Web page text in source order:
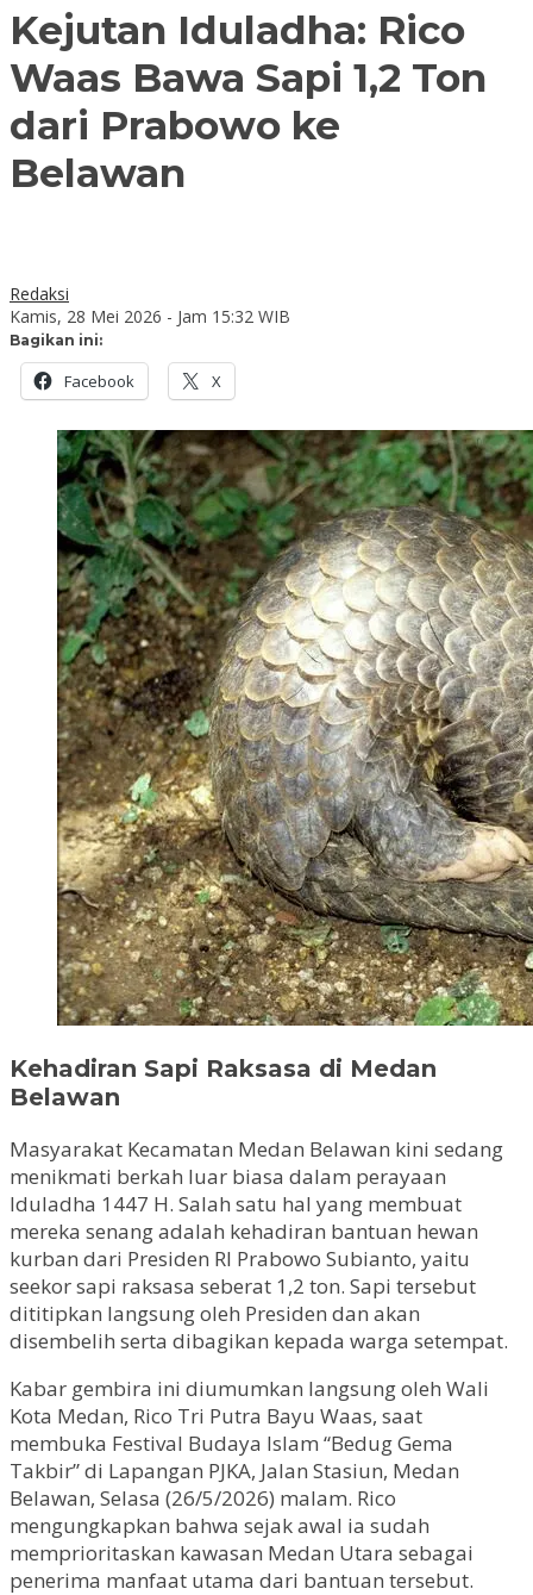
Kejutan Iduladha: Rico
Waas Bawa Sapi 1,2 Ton
dari Prabowo ke
Belawan
Redaksi
Kamis, 28 Mei 2026 - Jam 15:32 WIB
Bagikan ini:
Facebook X
Kehadiran Sapi Raksasa di Medan
Belawan
Masyarakat Kecamatan Medan Belawan kini sedang
menikmati berkah luar biasa dalam perayaan
Iduladha 1447 H. Salah satu hal yang membuat
mereka senang adalah kehadiran bantuan hewan
kurban dari Presiden RI Prabowo Subianto, yaitu
seekor sapi raksasa seberat 1,2 ton. Sapi tersebut
dititipkan langsung oleh Presiden dan akan
disembelih serta dibagikan kepada warga setempat.
Kabar gembira ini diumumkan langsung oleh Wali
Kota Medan, Rico Tri Putra Bayu Waas, saat
membuka Festival Budaya Islam “Bedug Gema
Takbir” di Lapangan PJKA, Jalan Stasiun, Medan
Belawan, Selasa (26/5/2026) malam. Rico
mengungkapkan bahwa sejak awal ia sudah
memprioritaskan kawasan Medan Utara sebagai
penerima manfaat utama dari bantuan tersebut.